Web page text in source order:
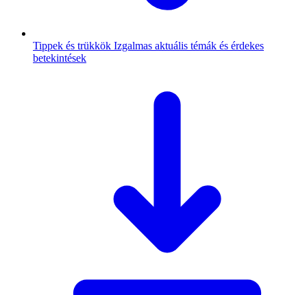
Tippek és trükkök Izgalmas aktuális témák és érdekes
betekintések